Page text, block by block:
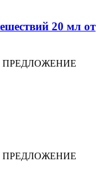
20 мл от
ПРЕДЛОЖЕНИЕ
ПРЕДЛОЖЕНИЕ